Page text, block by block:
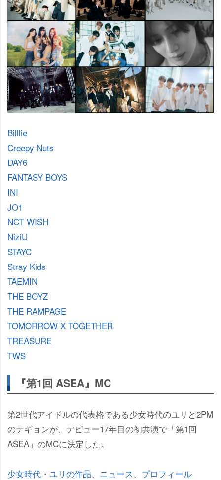
Billlie
Creepy Nuts
DAY6
FANTASY BOYS
INI
JO1
NCT WISH
NiziU
STAYC
Stray Kids
TAEMIN
THE BOYZ
THE RAMPAGE
TOMORROW X TOGETHER
TREASURE
TWS
『第1回 ASEA』MC
第2世代アイドルの代表格である少女時代のユリと2PM
のテギョンが、デビュー17年目の初共演で「第1回
ASEA」のMCに決定した。
少女時代 ・ ユリの作品、ニュース、プロフィール